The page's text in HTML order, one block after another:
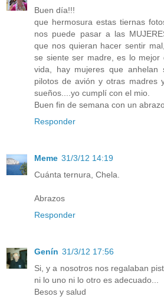
Buen día!!!
que hermosura estas tiernas
nos puede pasar a las
que nos quieran hacer sentir
se siente ser madre, es lo
vida, hay mujeres que anhelan
pilotos de avión y otras madres
sueños....yo cumplí con el mio.
Buen fin de semana con un
Responder
Meme 31/3/12 14:19
Cuánta ternura, Chela.
Abrazos
Responder
Genín 31/3/12 17:56
Si, y a nosotros nos regalaban
ni lo uno ni lo otro es adecuado...
Besos y salud